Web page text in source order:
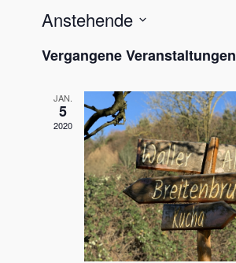
Anstehende
wählen.
Vergangene Veranstaltungen
JAN.
5
2020